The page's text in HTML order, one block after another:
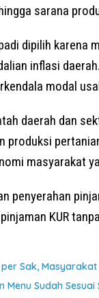
sarana
dipilih karena
inflasi
modal
daerah dan
masyarakat
penyerahan
KUR
Sak,
Menu Sudah